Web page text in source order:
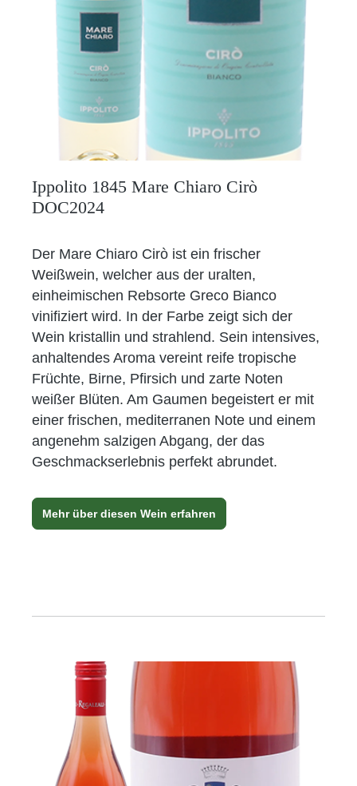
Ippolito 1845 Mare Chiaro Cirò
DOC2024
Der Mare Chiaro Cirò ist ein frischer
Weißwein, welcher aus der uralten,
einheimischen Rebsorte Greco Bianco
vinifiziert wird. In der Farbe zeigt sich der
Wein kristallin und strahlend. Sein intensives,
anhaltendes Aroma vereint reife tropische
Früchte, Birne, Pfirsich und zarte Noten
weißer Blüten. Am Gaumen begeistert er mit
einer frischen, mediterranen Note und einem
angenehm salzigen Abgang, der das
Geschmackserlebnis perfekt abrundet.
Mehr über diesen Wein erfahren